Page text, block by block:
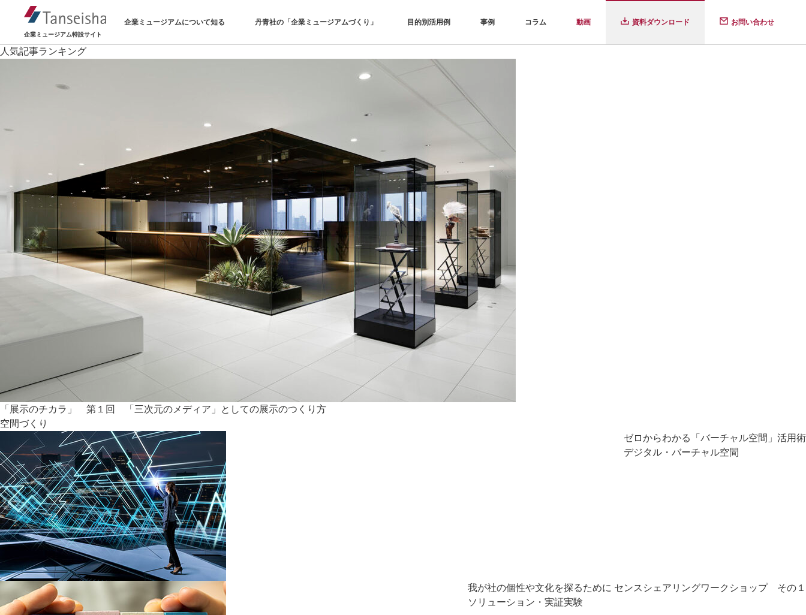
企業ミュージアム特設サイト
企業ミュージアムについて知る 丹青社の「企業ミュージアムづくり」 目的別活用例 事例 コラム 動画 資料ダウンロード お問い合わせ
人気記事ランキング
「展示のチカラ」 第１回 「三次元のメディア」としての展示のつくり方
空間づくり
ゼロからわかる「バーチャル空間」活用術
デジタル・バーチャル空間
我が社の個性や文化を探るために センスシェアリングワークショップ その１
ソリューション・実証実験